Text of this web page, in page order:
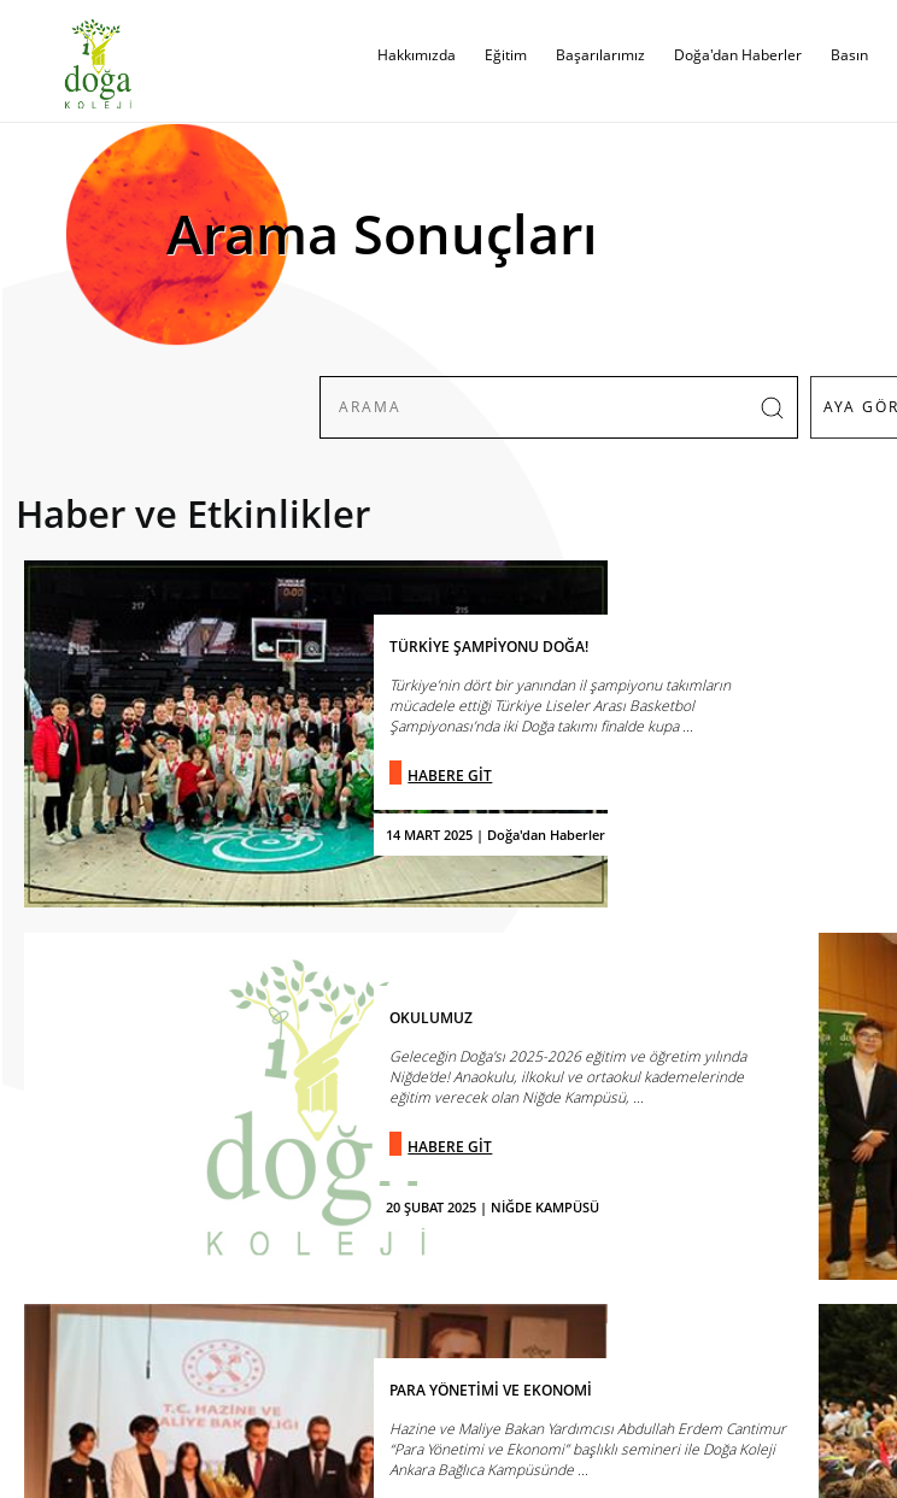
Hakkımızda Eğitim Başarılarımız Doğa'dan Haberler Basın
Arama Sonuçları
Haber ve Etkinlikler
14 MART 2025 | Doğa'dan Haberler
TÜRKİYE ŞAMPİYONU DOĞA!
Türkiye’nin dört bir yanından il şampiyonu takımların
mücadele ettiği Türkiye Liseler Arası Basketbol
Şampiyonası’nda iki Doğa takımı finalde kupa ...
HABERE GİT
20 ŞUBAT 2025 | NİĞDE KAMPÜSÜ
OKULUMUZ
Geleceğin Doğa'sı 2025-2026 eğitim ve öğretim yılında
Niğde'de! Anaokulu, ilkokul ve ortaokul kademelerinde
eğitim verecek olan Niğde Kampüsü, ...
HABERE GİT
PARA YÖNETİMİ VE EKONOMİ
Hazine ve Maliye Bakan Yardımcısı Abdullah Erdem Cantimur
“Para Yönetimi ve Ekonomi” başlıklı semineri ile Doğa Koleji
Ankara Bağlıca Kampüsünde ...